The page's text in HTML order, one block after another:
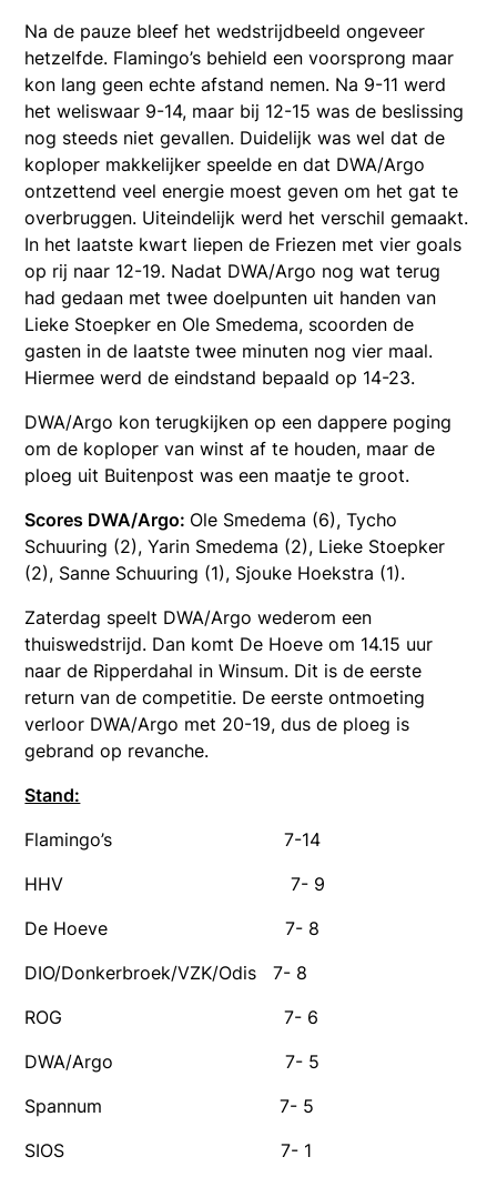
Na de pauze bleef het wedstrijdbeeld ongeveer
hetzelfde. Flamingo’s behield een voorsprong maar
kon lang geen echte afstand nemen. Na 9-11 werd
het weliswaar 9-14, maar bij 12-15 was de beslissing
nog steeds niet gevallen. Duidelijk was wel dat de
koploper makkelijker speelde en dat DWA/Argo
ontzettend veel energie moest geven om het gat te
overbruggen. Uiteindelijk werd het verschil gemaakt.
In het laatste kwart liepen de Friezen met vier goals
op rij naar 12-19. Nadat DWA/Argo nog wat terug
had gedaan met twee doelpunten uit handen van
Lieke Stoepker en Ole Smedema, scoorden de
gasten in de laatste twee minuten nog vier maal.
Hiermee werd de eindstand bepaald op 14-23.
DWA/Argo kon terugkijken op een dappere poging
om de koploper van winst af te houden, maar de
ploeg uit Buitenpost was een maatje te groot.
Scores DWA/Argo: Ole Smedema (6), Tycho
Schuuring (2), Yarin Smedema (2), Lieke Stoepker
(2), Sanne Schuuring (1), Sjouke Hoekstra (1).
Zaterdag speelt DWA/Argo wederom een
thuiswedstrijd. Dan komt De Hoeve om 14.15 uur
naar de Ripperdahal in Winsum. Dit is de eerste
return van de competitie. De eerste ontmoeting
verloor DWA/Argo met 20-19, dus de ploeg is
gebrand op revanche.
Stand:
Flamingo’s 7-14
HHV 7- 9
De Hoeve 7- 8
DIO/Donkerbroek/VZK/Odis 7- 8
ROG 7- 6
DWA/Argo 7- 5
Spannum 7- 5
SIOS 7- 1